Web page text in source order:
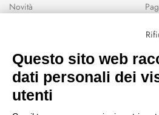
Novità
Wishlist
CEP GREEN
Questo sito web
dati personali dei
utenti